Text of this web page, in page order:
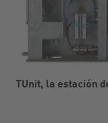
TUnit, la estación